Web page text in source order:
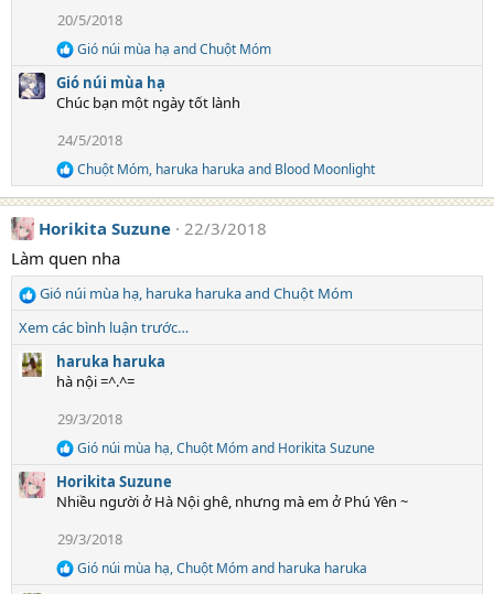
i
o
n
s
:
20/5/2018
R
e
a
c
i
o
n
s
Gió núi mùa hạ andChuột Móm
Gió núi mùa hạ
Chúc bạn một ngày tốt lành
24/5/2018
R
e
a
c
i
n
:
Chuột Móm, haruka haruka and Blood Moonlight
Horikita Suzune 22/3/2018
Làm quen nha
R
e
c
t
:
Gió núi mùa hạ, haruka harukaand Chuột Móm
Xem các bình luận trước…
haruka haruka
hà nội =^.^=
29/3/2018
R
e
a
c
i
o
n
Gió núi mùa hạ,Chuột Mómand Horikita Suzune
Horikita Suzune
Nhiều người ở Hà Nội ghê, nhưng mà em ở Phú Yên ~
29/3/2018
R
Gió núi mùa hạ,Chuột Mómand haruka haruka